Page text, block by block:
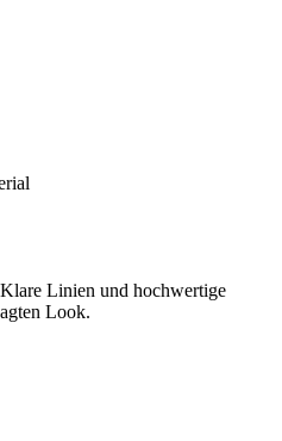
Linien und hochwertige
Look.